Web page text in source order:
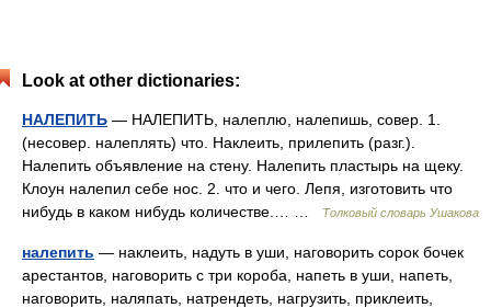
Look at other dictionaries:
НАЛЕПИТЬ — НАЛЕПИТЬ, налеплю, налепишь, совер. 1.
(несовер. налеплять) что. Наклеить, прилепить (разг.).
Налепить объявление на стену. Налепить пластырь на щеку.
Клоун налепил себе нос. 2. что и чего. Лепя, изготовить что
нибудь в каком нибудь количестве.… …
Толковый словарь Ушакова
налепить — наклеить, надуть в уши, наговорить сорок бочек
арестантов, наговорить с три короба, напеть в уши, напеть,
наговорить, наляпать, натрендеть, нагрузить, приклеить,